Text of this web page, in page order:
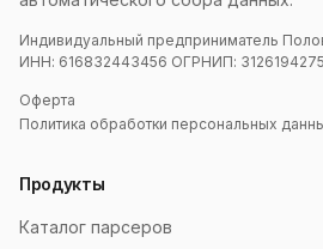
Индивидуальный предприниматель
ИНН: 616832443456 ОГРНИП:
Оферта
Политика обработки персональных
Продукты
Каталог парсеров